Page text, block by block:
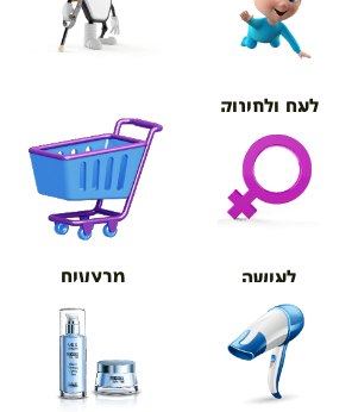
לאם ולתינוק
אורטופדיה
לאישה מבצעים